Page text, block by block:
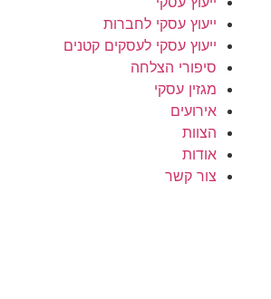
ייעוץ עסקי לחברות
ייעוץ עסקי לעסקים קטנים
סיפורי הצלחה
מגזין עסקי
אירועים
הצוות
אודות
צור קשר